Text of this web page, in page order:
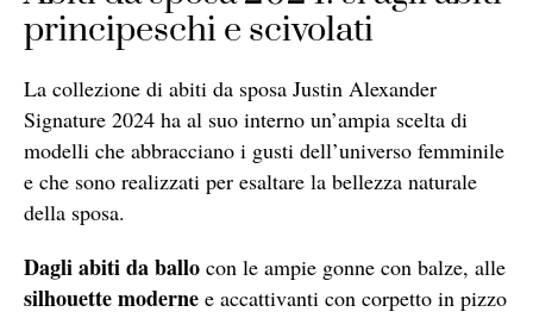
principeschi e scivolati
La collezione di abiti da sposa Justin Alexander
Signature 2024 ha al suo interno un’ampia scelta di
modelli che abbracciano i gusti dell’universo femminile
e che sono realizzati per esaltare la bellezza naturale
della sposa.
Dagli abiti da ballo con le ampie gonne con balze, alle
silhouette moderne e accattivanti con corpetto in pizzo